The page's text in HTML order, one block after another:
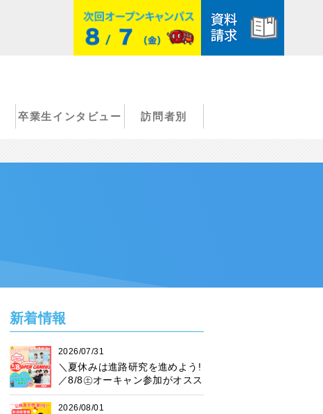
卒業生インタビュー 訪問者別
新着情報
2026/07/31
＼夏休みは進路研究を進めよう!
／8/8㊏オーキャン参加がオスス
メ♪プレゼント抽選会も開催中！
2026/08/01